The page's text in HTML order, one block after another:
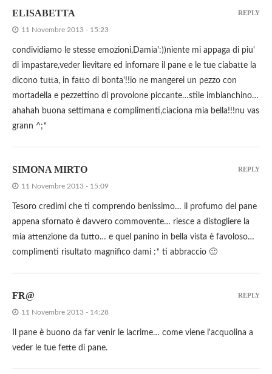
ELISABETTA
11 Novembre 2013 - 15:23
condividiamo le stesse emozioni,Damia':))niente mi appaga di piu'
di impastare,veder lievitare ed infornare il pane e le tue ciabatte la
dicono tutta, in fatto di bonta'!!io ne mangerei un pezzo con
mortadella e pezzettino di provolone piccante…stile imbianchino…
ahahah buona settimana e complimenti,ciaciona mia bella!!!nu vas
grann ^;*
REPLY
SIMONA MIRTO
11 Novembre 2013 - 15:09
Tesoro credimi che ti comprendo benissimo… il profumo del pane
appena sfornato è davvero commovente… riesce a distogliere la
mia attenzione da tutto… e quel panino in bella vista è favoloso…
complimenti risultato magnifico dami :* ti abbraccio 🙂
REPLY
FR@
11 Novembre 2013 - 14:28
Il pane è buono da far venir le lacrime… come viene l'acquolina a
veder le tue fette di pane.
REPLY